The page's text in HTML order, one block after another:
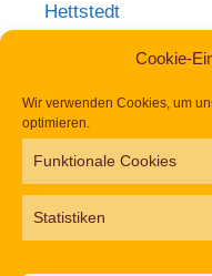
Cookie-
Wir verwenden Cookies, um
optimieren.
Funktionale Cookies
Statistiken
Hettstedt
Inklusion in
Alle Artikel in
Kategorie